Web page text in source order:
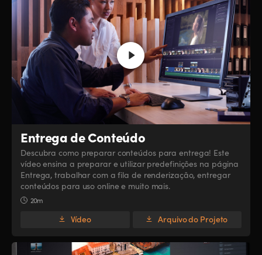
Entrega de Conteúdo
Descubra como preparar conteúdos para entrega! Este
vídeo ensina a preparar e utilizar predefinições na página
Entrega, trabalhar com a fila de renderização, entregar
conteúdos para uso online e muito mais.
20m
Vídeo Arquivo do Projeto